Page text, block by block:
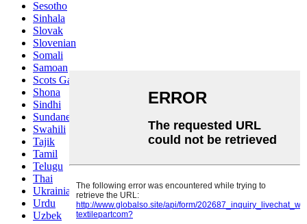
Sesotho
Sinhala
Slovak
Slovenian
Somali
Samoan
Scots Gaelic
Shona
Sindhi
Sundanese
Swahili
Tajik
Tamil
Telugu
Thai
Ukrainian
Urdu
Uzbek